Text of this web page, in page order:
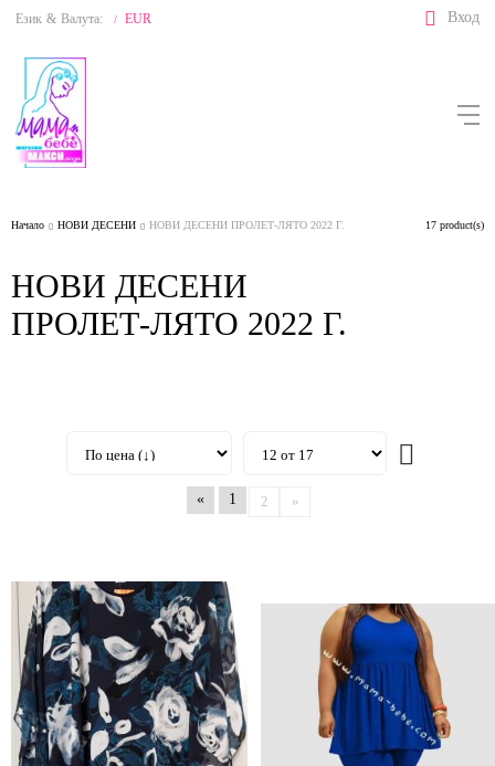
Език & Валута: / EUR Вход
Начало НОВИ ДЕСЕНИ НОВИ ДЕСЕНИ ПРОЛЕТ-ЛЯТО 2022 Г. 17 product(s)
НОВИ ДЕСЕНИ
ПРОЛЕТ-ЛЯТО 2022 Г.
« 1 2 »